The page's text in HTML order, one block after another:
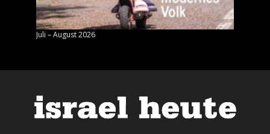
Juli – August 2026